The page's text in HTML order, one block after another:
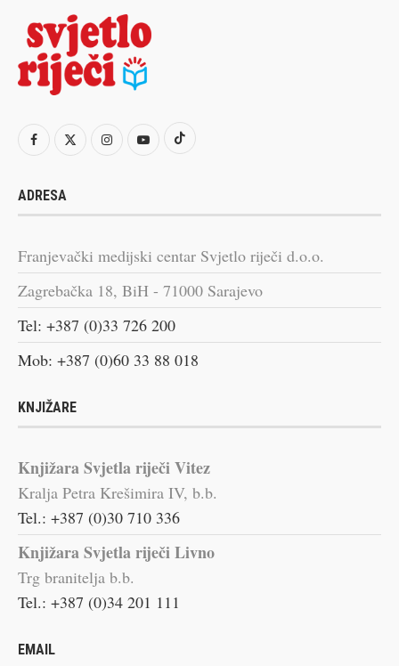
ADRESA
Franjevački medijski centar Svjetlo riječi d.o.o.
Zagrebačka 18, BiH - 71000 Sarajevo
Tel: +387 (0)33 726 200
Mob: +387 (0)60 33 88 018
KNJIŽARE
Knjižara Svjetla riječi Vitez
Kralja Petra Krešimira IV, b.b.
Tel.: +387 (0)30 710 336
Knjižara Svjetla riječi Livno
Trg branitelja b.b.
Tel.: +387 (0)34 201 111
EMAIL